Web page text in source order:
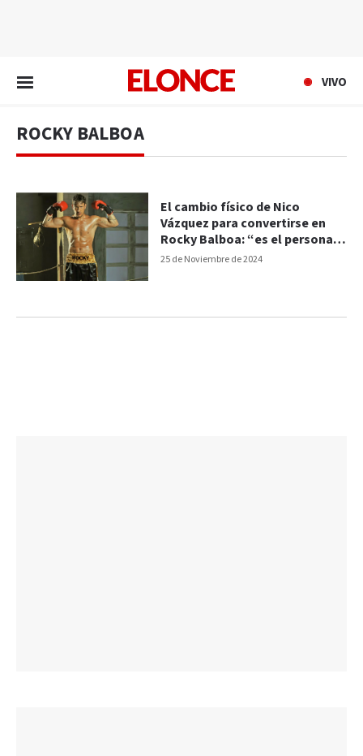
VIVO
ROCKY BALBOA
25 de Noviembre de 2024
El cambio físico de Nico
Vázquez para convertirse en
Rocky Balboa: “es el personaje
de mi vida”